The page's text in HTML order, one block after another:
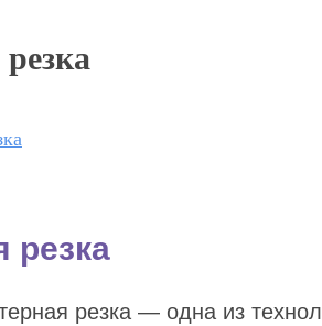
резка
резка — одна из